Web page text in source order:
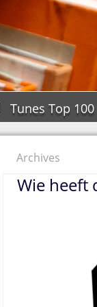
Tunes Top 100
Archives
Wie heeft